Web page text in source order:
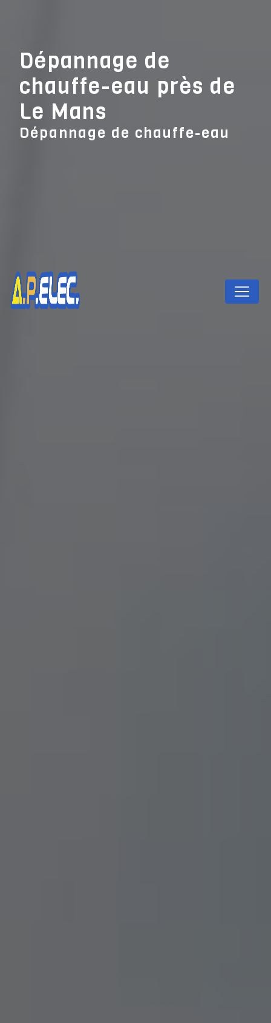
Dépannage de
chauffe-eau près de
Le Mans
Dépannage de chauffe-eau